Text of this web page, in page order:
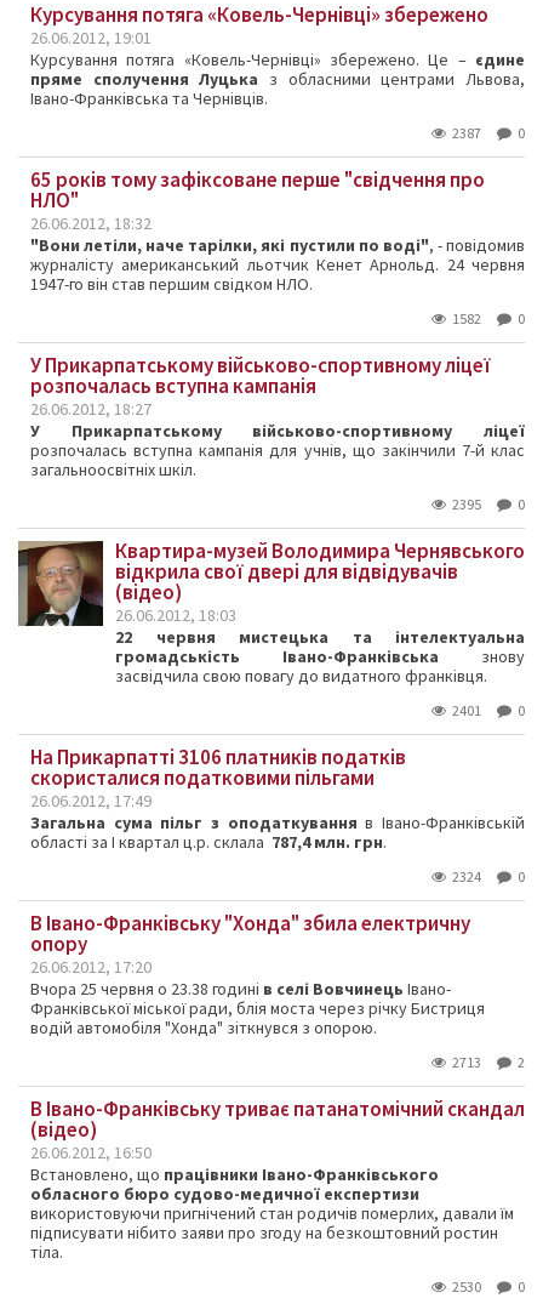
Курсування потяга «Ковель-Чернівці» збережено
26.06.2012, 19:01
Курсування потяга «Ковель-Чернівці» збережено. Це –єдине
пряме сполучення Луцька з обласними центрами Львова,
Івано-Франківська та Чернівців.
2387 0
65 років тому зафіксоване перше "свідчення про
НЛО"
26.06.2012, 18:32
"Вони летіли, наче тарілки, які пустили по воді", - повідомив
журналісту американський льотчик Кенет Арнольд. 24 червня
1947-го він став першим свідком НЛО.
1582 0
У Прикарпатському військово-спортивному ліцеї
розпочалась вступна кампанія
26.06.2012, 18:27
У Прикарпатському військово-спортивному ліцеї
розпочалась вступна кампанія для учнів, що закінчили 7-й клас
загальноосвітніх шкіл.
2395 0
Квартира-музей Володимира Чернявського
відкрила свої двері для відвідувачів
(відео)
26.06.2012, 18:03
22 червня мистецька та інтелектуальна
громадськість Івано-Франківська знову
засвідчила свою повагу до видатного франківця.
2401 0
На Прикарпатті 3106 платників податків
скористалися податковими пільгами
26.06.2012, 17:49
Загальна сума пільг з оподаткування в Івано-Франківській
області за І квартал ц.р. склала 787,4 млн. грн.
2324 0
В Івано-Франківську "Хонда" збила електричну
опору
26.06.2012, 17:20
Вчора 25 червня о 23.38 годині в селі Вовчинець Івано-
Франківської міської ради, блія моста через річку Бистриця
водій автомобіля "Хонда" зіткнувся з опорою.
2713 2
В Івано-Франківську триває патанатомічний скандал
(відео)
26.06.2012, 16:50
Встановлено, що працівники Івано-Франківського
обласного бюро судово-медичної експертизи
використовуючи пригнічений стан родичів померлих, давали їм
підписувати нібито заяви про згоду на безкоштовний ростин
тіла.
2530 0